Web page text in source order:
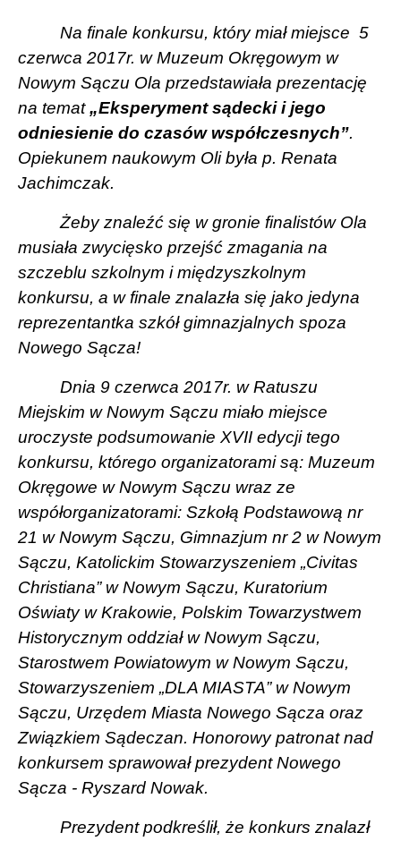
Na finale konkursu, który miał miejsce 5
czerwca 2017r. w Muzeum Okręgowym w
Nowym Sączu Ola przedstawiała prezentację
na temat„Eksperyment sądecki i jego
odniesienie do czasów współczesnych”.
Opiekunem naukowym Oli była p. Renata
Jachimczak.
Żeby znaleźć się w gronie finalistów Ola
musiała zwycięsko przejść zmagania na
szczeblu szkolnym i międzyszkolnym
konkursu, a w finale znalazła się jako jedyna
reprezentantka szkół gimnazjalnych spoza
Nowego Sącza!
Dnia 9 czerwca 2017r. w Ratuszu
Miejskim w Nowym Sączu miało miejsce
uroczyste podsumowanie XVII edycji tego
konkursu, którego organizatorami są: Muzeum
Okręgowe w Nowym Sączu wraz ze
współorganizatorami: Szkołą Podstawową nr
21 w Nowym Sączu, Gimnazjum nr 2 w Nowym
Sączu, Katolickim Stowarzyszeniem „Civitas
Christiana” w Nowym Sączu, Kuratorium
Oświaty w Krakowie, Polskim Towarzystwem
Historycznym oddział w Nowym Sączu,
Starostwem Powiatowym w Nowym Sączu,
Stowarzyszeniem „DLA MIASTA” w Nowym
Sączu, Urzędem Miasta Nowego Sącza oraz
Związkiem Sądeczan. Honorowy patronat nad
konkursem sprawował prezydent Nowego
Sącza - Ryszard Nowak.
Prezydent podkreślił, że konkurs znalazł